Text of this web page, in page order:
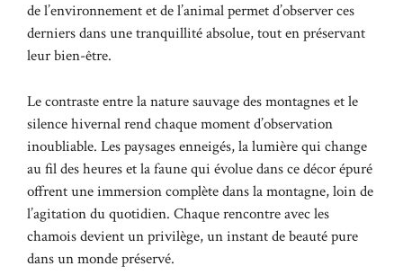
de l’environnement et de l’animal permet d’observer ces
derniers dans une tranquillité absolue, tout en préservant
leur bien-être.
Le contraste entre la nature sauvage des montagnes et le
silence hivernal rend chaque moment d’observation
inoubliable. Les paysages enneigés, la lumière qui change
au fil des heures et la faune qui évolue dans ce décor épuré
offrent une immersion complète dans la montagne, loin de
l’agitation du quotidien. Chaque rencontre avec les
chamois devient un privilège, un instant de beauté pure
dans un monde préservé.